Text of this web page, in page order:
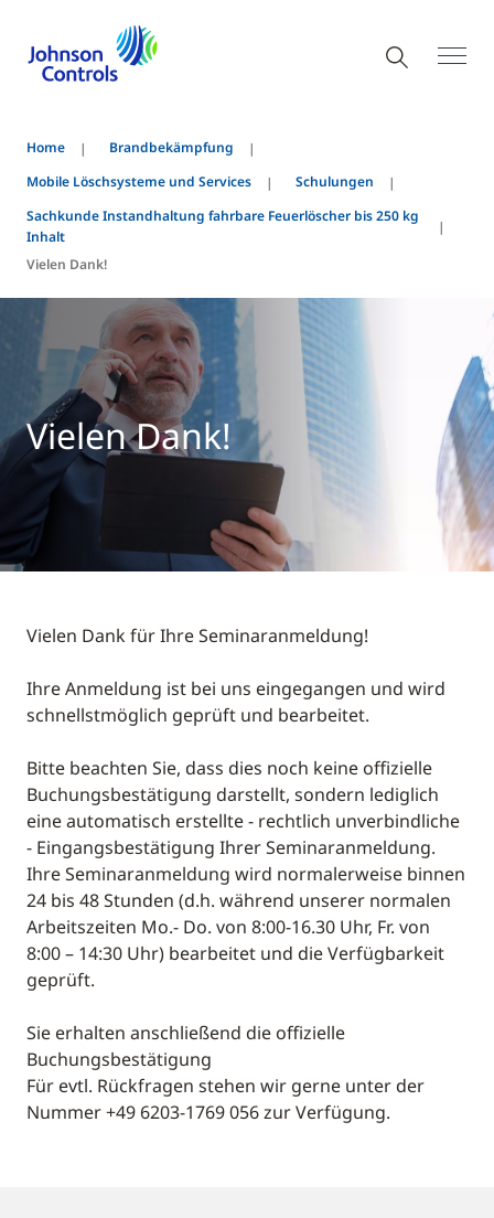
Home
Brandbekämpfung
Mobile Löschsysteme und Services
Schulungen
Sachkunde Instandhaltung fahrbare Feuerlöscher bis 250 kg
Inhalt
Vielen Dank!
Vielen Dank!
Vielen Dank für Ihre Seminaranmeldung!
Ihre Anmeldung ist bei uns eingegangen und wird
schnellstmöglich geprüft und bearbeitet.
Bitte beachten Sie, dass dies noch keine offizielle
Buchungsbestätigung darstellt, sondern lediglich
eine automatisch erstellte - rechtlich unverbindliche
- Eingangsbestätigung Ihrer Seminaranmeldung.
Ihre Seminaranmeldung wird normalerweise binnen
24 bis 48 Stunden (d.h. während unserer normalen
Arbeitszeiten Mo.- Do. von 8:00-16.30 Uhr, Fr. von
8:00 – 14:30 Uhr) bearbeitet und die Verfügbarkeit
geprüft.
Sie erhalten anschließend die offizielle
Buchungsbestätigung
Für evtl. Rückfragen stehen wir gerne unter der
Nummer +49 6203-1769 056 zur Verfügung.